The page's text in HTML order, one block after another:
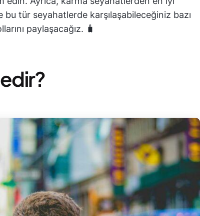
bu tür seyahatlerde karşılaşabileceğiniz bazı
paylaşacağız. 🧳